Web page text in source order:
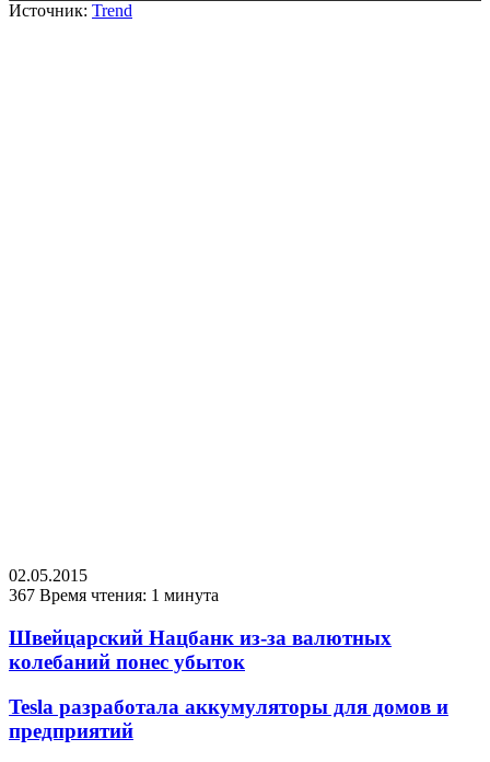
Источник: Trend
02.05.2015
367 Время чтения: 1 минута
Швейцарский Нацбанк из-за валютных
колебаний понес убыток
Tesla разработала аккумуляторы для домов и
предприятий